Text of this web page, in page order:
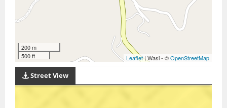
200 m
500 ft
Leaflet| Wasi - ©OpenStreetMap
Street View